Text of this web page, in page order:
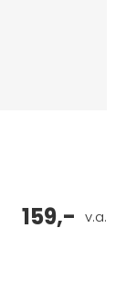
v.a.
159,-